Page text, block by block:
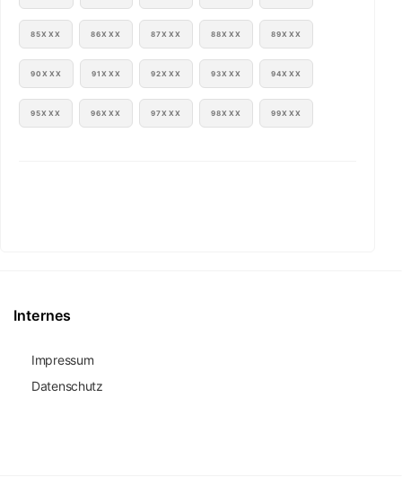
85XXX 86XXX 87XXX 88XXX 89XXX
90XXX 91XXX 92XXX 93XXX 94XXX
95XXX 96XXX 97XXX 98XXX 99XXX
Internes
Impressum
Datenschutz